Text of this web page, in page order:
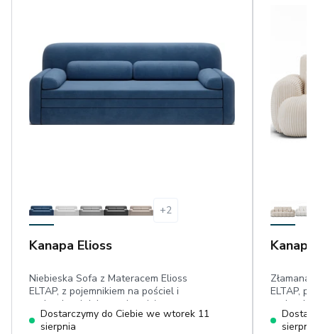
+2
Kanapa Elioss
Niebieska Sofa z Materacem Elioss
ELTAP, z pojemnikiem na pościel i
poduszkami dekoracyjnymi, łatwa w
czyszczeniu tkanina sztruks
Dostarczymy do Ciebie we wtorek 11
sierpnia
Złamana
ELTAP,
× 190
sierpnia